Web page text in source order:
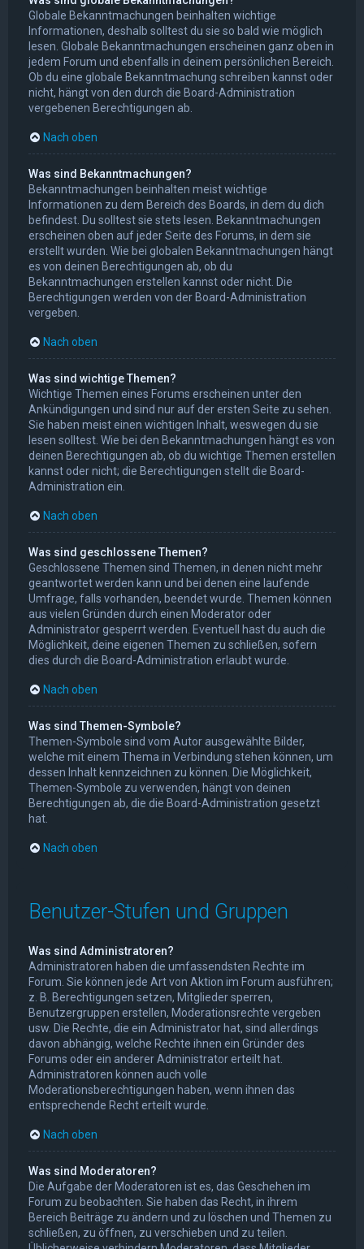
Globale Bekanntmachungen beinhalten wichtige
Informationen, deshalb solltest du sie so bald wie möglich
lesen. Globale Bekanntmachungen erscheinen ganz oben in
jedem Forum und ebenfalls in deinem persönlichen Bereich.
Ob du eine globale Bekanntmachung schreiben kannst oder
nicht, hängt von den durch die Board-Administration
vergebenen Berechtigungen ab.
Nach oben
Was sind Bekanntmachungen?
Bekanntmachungen beinhalten meist wichtige
Informationen zu dem Bereich des Boards, in dem du dich
befindest. Du solltest sie stets lesen. Bekanntmachungen
erscheinen oben auf jeder Seite des Forums, in dem sie
erstellt wurden. Wie bei globalen Bekanntmachungen hängt
es von deinen Berechtigungen ab, ob du
Bekanntmachungen erstellen kannst oder nicht. Die
Berechtigungen werden von der Board-Administration
vergeben.
Nach oben
Was sind wichtige Themen?
Wichtige Themen eines Forums erscheinen unter den
Ankündigungen und sind nur auf der ersten Seite zu sehen.
Sie haben meist einen wichtigen Inhalt, weswegen du sie
lesen solltest. Wie bei den Bekanntmachungen hängt es von
deinen Berechtigungen ab, ob du wichtige Themen erstellen
kannst oder nicht; die Berechtigungen stellt die Board-
Administration ein.
Nach oben
Was sind geschlossene Themen?
Geschlossene Themen sind Themen, in denen nicht mehr
geantwortet werden kann und bei denen eine laufende
Umfrage, falls vorhanden, beendet wurde. Themen können
aus vielen Gründen durch einen Moderator oder
Administrator gesperrt werden. Eventuell hast du auch die
Möglichkeit, deine eigenen Themen zu schließen, sofern
dies durch die Board-Administration erlaubt wurde.
Nach oben
Was sind Themen-Symbole?
Themen-Symbole sind vom Autor ausgewählte Bilder,
welche mit einem Thema in Verbindung stehen können, um
dessen Inhalt kennzeichnen zu können. Die Möglichkeit,
Themen-Symbole zu verwenden, hängt von deinen
Berechtigungen ab, die die Board-Administration gesetzt
hat.
Nach oben
Benutzer-Stufen und Gruppen
Was sind Administratoren?
Administratoren haben die umfassendsten Rechte im
Forum. Sie können jede Art von Aktion im Forum ausführen;
z. B. Berechtigungen setzen, Mitglieder sperren,
Benutzergruppen erstellen, Moderationsrechte vergeben
usw. Die Rechte, die ein Administrator hat, sind allerdings
davon abhängig, welche Rechte ihnen ein Gründer des
Forums oder ein anderer Administrator erteilt hat.
Administratoren können auch volle
Moderationsberechtigungen haben, wenn ihnen das
entsprechende Recht erteilt wurde.
Nach oben
Was sind Moderatoren?
Die Aufgabe der Moderatoren ist es, das Geschehen im
Forum zu beobachten. Sie haben das Recht, in ihrem
Bereich Beiträge zu ändern und zu löschen und Themen zu
schließen, zu öffnen, zu verschieben und zu teilen.